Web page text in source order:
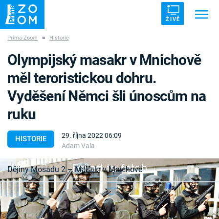
ŽIVĚ
ZÁHADY VETŘELCI DÁVNOVĚKU
Témata
Témata
Pořady
TV Program
Prima Zoom ■ Historie
HISTORIE
29. října 2022 06:09
Adam Vala
Olympijský masakr v Mnichově
měl teroristickou dohru.
Vyděšení Němci šli únoscům na
ruku
Failed to fetch
Dějiny Mosadu 2 – Masakr v Mnichově
Letní olympijské hry v Mnichově z roku 1972